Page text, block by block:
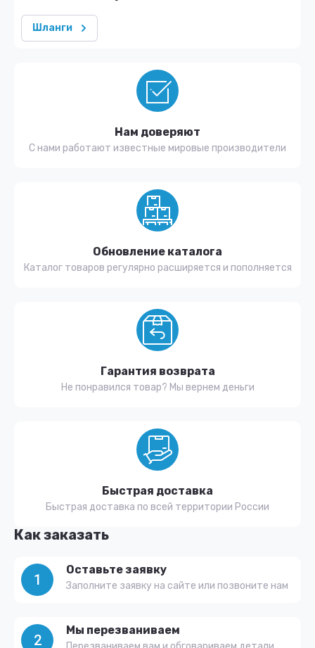
Шланги
Нам доверяют
С нами работают известные мировые производители
Обновление каталога
Каталог товаров регулярно расширяется и пополняется
Гарантия возврата
Не понравился товар? Мы вернем деньги
Быстрая доставка
Быстрая доставка по всей территории России
Как заказать
1
Оставьте заявку
Заполните заявку на сайте или позвоните нам
2
Мы перезваниваем